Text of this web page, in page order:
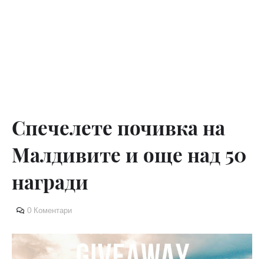
Спечелете почивка на
Малдивите и още над 50
награди
0 Коментари